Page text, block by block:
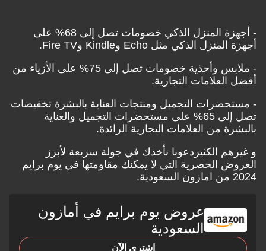
- أجهزة المنزل الذكي خصومات تصل إلى 68% على
أجهزة المنزل الذكي مثل Echo وKindle وFire TV.
- ملابس وأحذية خصومات تصل إلى 75% على الأزياء من
أفضل العلامات التجارية.
- مستحضرات التجميل ومنتجات العناية بالبشرة تخفيضات
تصل إلى 65% على مستحضرات التجميل والعناية
بالبشرة من العلامات التجارية الرائدة.
و غيرهم الكثيردعونا نأخذك في جولة سريعة لأبرز
العروض الحصرية التي لا يمكنك مقاومتها في يوم برايم
2024 من امازون السعودية.
عروض يوم برايم في أمازون
السعودية
اشتري الآن